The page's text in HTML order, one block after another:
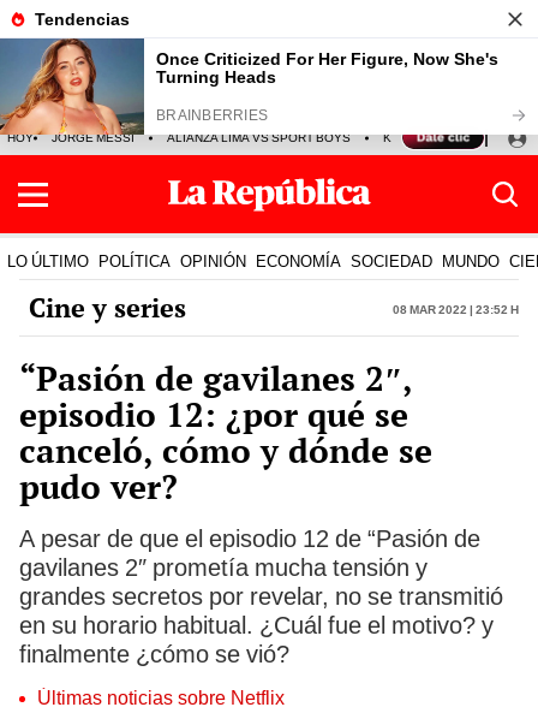
HOY JORGE MESSI ALIANZA LIMA VS SPORT BOYS KENJI FUJIMORI
LO ÚLTIMO POLÍTICA OPINIÓN ECONOMÍA SOCIEDAD MUNDO
Cine y series 08 Mar 2022 | 23:52 h
“Pasión de gavilanes 2″,
episodio 12: ¿por qué se
canceló, cómo y dónde se
pudo ver?
A pesar de que el episodio 12 de “Pasión de
gavilanes 2″ prometía mucha tensión y
grandes secretos por revelar, no se transmitió
en su horario habitual. ¿Cuál fue el motivo? y
finalmente ¿cómo se vió?
Últimas noticias sobre Netflix